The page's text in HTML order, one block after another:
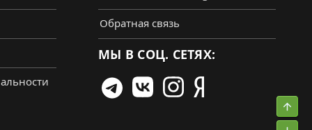
Обратная связь
МЫ В СОЦ. СЕТЯХ: